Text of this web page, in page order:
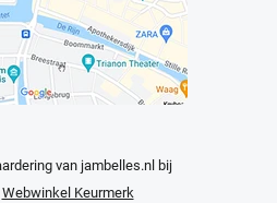
van jambelles.nl bij
Webwinkel Keurmerk